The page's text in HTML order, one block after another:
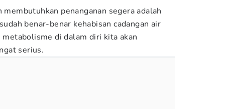
penanganan segera adalah
benar-benar kehabisan cadangan air
di dalam diri kita akan
serius.